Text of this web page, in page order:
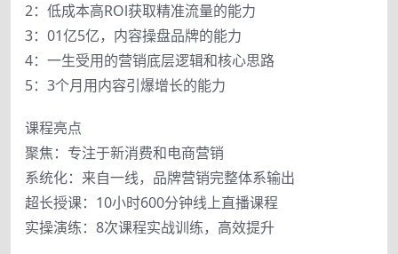
2：低成本高ROl获取精准流量的能力
3：01亿5亿，内容操盘品牌的能力
4：一生受用的营销底层逻辑和核心思路
5：3个月用内容引爆增长的能力
课程亮点
聚焦：专注于新消费和电商营销
系统化：来自一线，品牌营销完整体系输出
超长授课：10小时600分钟线上直播课程
实操演练：8次课程实战训练，高效提升